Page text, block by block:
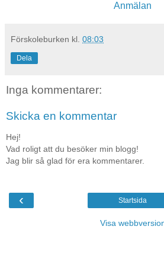
Anmälan
Förskoleburken kl. 08:03
Dela
Inga kommentarer:
Skicka en kommentar
Hej!
Vad roligt att du besöker min blogg!
Jag blir så glad för era kommentarer.
‹ Startsida
Visa